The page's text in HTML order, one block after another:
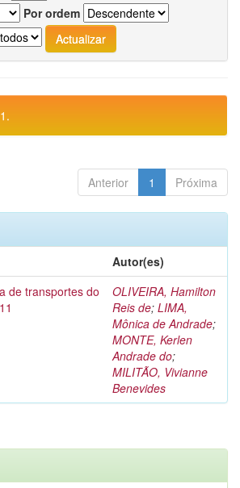
Por ordem
Anterior 1 Próxima
Autor(es)
de transportes do
OLIVEIRA, Hamilton
Reis de; LIMA,
Mônica de Andrade;
MONTE, Kerlen
Andrade do;
MILITÃO, Vivianne
Benevides